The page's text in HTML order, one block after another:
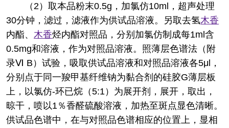
（2）取本品粉末0.5g，加氯仿10ml，超声处理
30分钟，滤过，滤液作为供试品溶液。另取去氢木香
内酯、 木香烃内酯对照品，分别加氯仿制成每1ml含
0.5mg和溶液，作为对照品溶液。照薄层色谱法（附
录Ⅵ B）试验，吸取供试品溶液和对照品溶液各5μl，
分别点于同一羧甲基纤维钠为黏合剂的硅胶G薄层板
上，以氯仿-环已烷（5:1）为展开剂，展开，取出，
晾干，喷以1％香醛硫酸溶液，加热至斑点显色清晰。
供试品色谱中，在与对照品色谱相应的位置上，显相